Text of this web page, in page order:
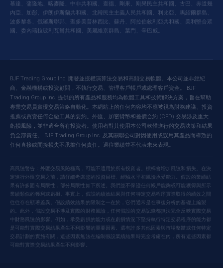
慕達、蒲隆地、喀麥隆、中非共和國、查德、剛果、剛果民主共和國、古巴、赤道幾
內亞、加彭、伊朗伊斯蘭共和國、北韓民主主義人民共和國、利比亞、馬紹爾群島、
波多黎各、俄羅斯聯邦、聖多美普林西比、蘇丹、阿拉伯敘利亞共和國、美利堅合眾
國、委內瑞拉玻利瓦爾共和國、美屬維京群島、葉門、辛巴威。
BJF Trading Group Inc. 開發並授權演算法交易和高頻交易軟體。本公司並非經紀
商、金融機構或投資顧問，不執行交易、管理客戶帳戶或處理客戶資金。 BJF
Trading Group Inc. 提供的所有產品和服務均為軟體工具和技術解決方案，旨在幫助
專業交易員實現交易策略自動化。本網站上的任何內容均不應被視為財務建議、投資
推薦或買賣任何金融工具的要約。外匯、加密貨幣和差價合約 (CFD) 交易涉及重大
虧損風險，並非適合所有投資者。使用者對其使用本公司軟體進行的交易決策和結果
負全部責任。 BJF Trading Group Inc. 及其關聯公司對因使用或誤用其產品而導致的
任何直接或間接損失不承擔任何責任。過往業績並不代表未來表現。
高風險警告：外匯交易風險極高，可能不適用於所有投資者。槓桿會增加風險和損失。在決
定進行外匯交易之前，請仔細考慮您的投資目標、經驗水平和風險承受能力。假設的業績結
果有許多固有局限性，部分局限性如下所述。我們並不保證任何帳戶能夠或可能獲得與所示
業績類似的獲利或虧損。事實上，假設的績效結果與任何特定交易程序實際取得的績效之間
往往存在顯著差異。假設績效結果的限制之一在於，它們通常是在事後分析的基礎上編製
的。此外，假設交易不涉及實際的財務風險，任何假設的交易記錄都無法完全反映實際交易
中財務風險的影響。例如，承受虧損的能力或在虧損情況下堅持執行特定交易程序的能力都
是可能對實際交易結果產生不利影響的重要因素。還有許多其他因素與市場整體或任何特定
交易計劃的實施有關，這些因素無法在編制假設業績結果時完全考慮在內，所有這些因素都
可能對實際交易結果產生不利影響。